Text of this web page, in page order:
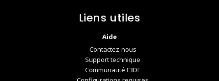
Liens utiles
Aide
Contactez-nous
Support technique
Communauté F3DF